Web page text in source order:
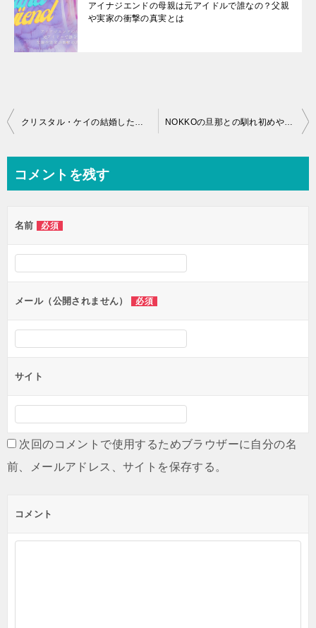
アイナジエンドの母親は元アイドルで誰なの？父親
や実家の衝撃の真実とは
投
ビ
ー
シ
ン
クリスタル・ケイの結婚した旦那や子供の存在とは？本名やハーフの詳細 NOKKOの旦那との馴れ初めや現在の関係とは？娘画像や現在とは？
コメントを残す
名前 必須
メール（公開されません） 必須
サイト
次回のコメントで使用するためブラウザーに自分の名
前、メールアドレス、サイトを保存する。
コメント